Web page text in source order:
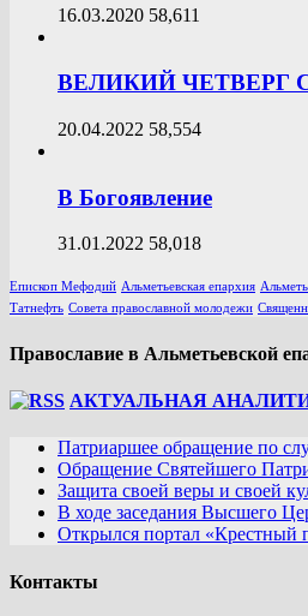
16.03.2020 58,611
ВЕЛИКИЙ ЧЕТВЕРГ
20.04.2022 58,554
В Богоявление
31.01.2022 58,018
Епископ Мефодий Альметьевская епархия
Татнефть Совета православной молодежи
Православие в Альметьевской
АКТУАЛЬНАЯ
Патриаршее обращение по
Обращение Святейшего
Защита своей веры и своей
В ходе заседания Высшего
Открылся портал «Крестный
Контакты